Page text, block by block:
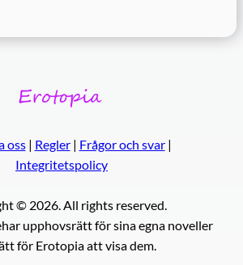
oss| Regler| Frågor och svar|
Integritetspolicy
© 2026. All rights reserved.
upphovsrätt för sina egna noveller
för Erotopia att visa dem.